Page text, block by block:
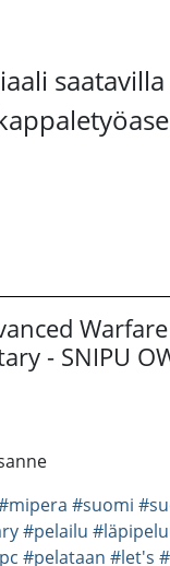
Warfare
- SNIPU
#suomi
#pelailu
#pelataan #let's